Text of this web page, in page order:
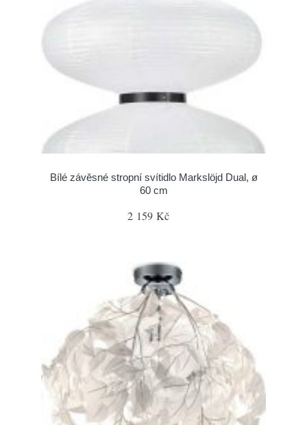
Bílé závěsné stropní svítidlo Markslöjd Dual, ø
60 cm
2 159 Kč